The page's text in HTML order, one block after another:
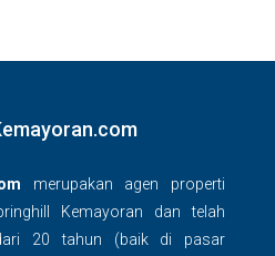
merupakan agen properti
Kemayoran dan telah
20 tahun (baik di pasar